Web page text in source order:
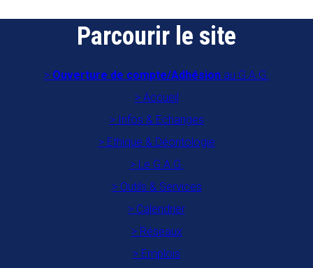
Parcourir le site
Ouverture de compte/Adhésion au G.A.G.
Accueil
Infos & Echanges
Ethique & Déontologie
Le G.A.G.
Outils & Services
Calendrier
Réseaux
Emplois